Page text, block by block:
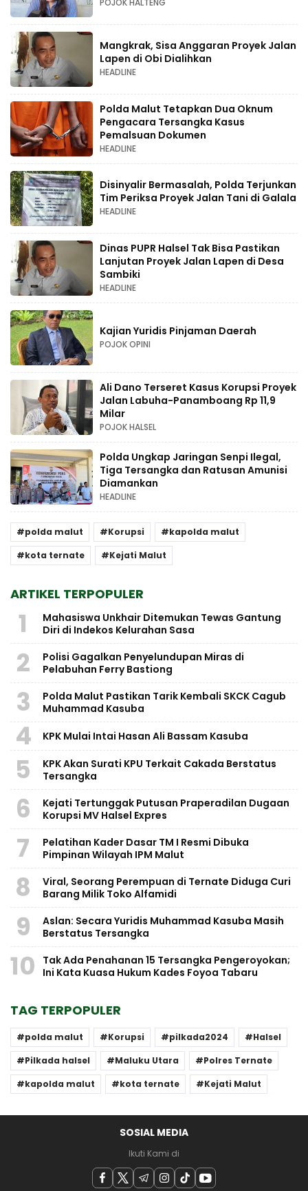
POJOK HALTENG
Mangkrak, Sisa Anggaran Proyek Jalan
Lapen di Obi Dialihkan
HEADLINE
Polda Malut Tetapkan Dua Oknum
Pengacara Tersangka Kasus
Pemalsuan Dokumen
HEADLINE
Disinyalir Bermasalah, Polda Terjunkan
Tim Periksa Proyek Jalan Tani di Galala
HEADLINE
Dinas PUPR Halsel Tak Bisa Pastikan
Lanjutan Proyek Jalan Lapen di Desa
Sambiki
HEADLINE
Kajian Yuridis Pinjaman Daerah
POJOK OPINI
Ali Dano Terseret Kasus Korupsi Proyek
Jalan Labuha-Panamboang Rp 11,9
Milar
POJOK HALSEL
Polda Ungkap Jaringan Senpi Ilegal,
Tiga Tersangka dan Ratusan Amunisi
Diamankan
HEADLINE
polda malut Korupsi
kapolda malut
kota ternate
Kejati Malut
ARTIKEL TERPOPULER
1
Mahasiswa Unkhair Ditemukan Tewas Gantung
Diri di Indekos Kelurahan Sasa
2
Polisi Gagalkan Penyelundupan Miras di
Pelabuhan Ferry Bastiong
3
Polda Malut Pastikan Tarik Kembali SKCK Cagub
Muhammad Kasuba
4 KPK Mulai Intai Hasan Ali Bassam Kasuba
5
KPK Akan Surati KPU Terkait Cakada Berstatus
Tersangka
6
Kejati Tertunggak Putusan Praperadilan Dugaan
Korupsi MV Halsel Expres
7
Pelatihan Kader Dasar TM I Resmi Dibuka
Pimpinan Wilayah IPM Malut
8
Viral, Seorang Perempuan di Ternate Diduga Curi
Barang Milik Toko Alfamidi
9
Aslan: Secara Yuridis Muhammad Kasuba Masih
Berstatus Tersangka
10
Tak Ada Penahanan 15 Tersangka Pengeroyokan;
Ini Kata Kuasa Hukum Kades Foyoa Tabaru
TAG TERPOPULER
polda malut Korupsi pilkada2024
Halsel
Pilkada halsel
Maluku Utara
Polres Ternate
kapolda malut
kota ternate Kejati Malut
SOSIAL MEDIA
Ikuti Kami di